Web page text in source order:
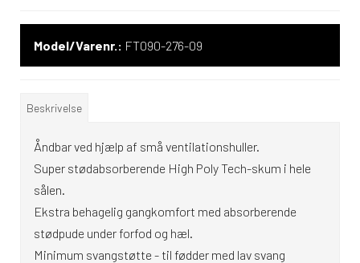
Model/Varenr.: FT090-276-09
Beskrivelse
Åndbar ved hjælp af små ventilationshuller.
Super stødabsorberende High Poly Tech-skum i hele
sålen.
Ekstra behagelig gangkomfort med absorberende
stødpude under forfod og hæl.
Minimum svangstøtte - til fødder med lav svang